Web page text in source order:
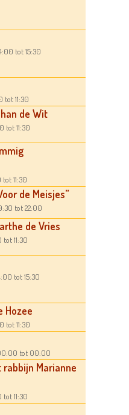
tot 15:30
tot 11:30
de Wit
tot 11:30
tot 11:30
de Meisjes”
tot 22:00
de Vries
tot 11:30
tot 15:30
Hozee
tot 11:30
tot 00:00
Marianne
tot 11:30